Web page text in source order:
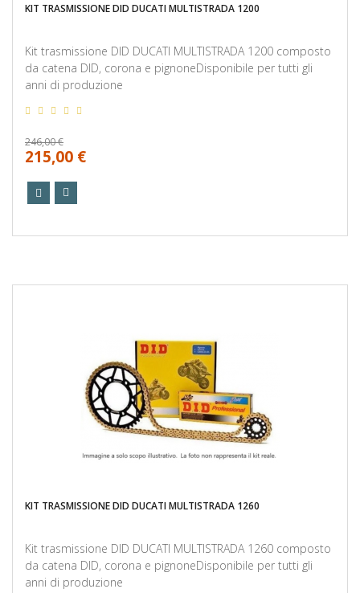
KIT TRASMISSIONE DID DUCATI MULTISTRADA 1200
Kit trasmissione DID DUCATI MULTISTRADA 1200 composto
da catena DID, corona e pignoneDisponibile per tutti gli
anni di produzione
246,00 €
215,00 €
KIT TRASMISSIONE DID DUCATI MULTISTRADA 1260
Kit trasmissione DID DUCATI MULTISTRADA 1260 composto
da catena DID, corona e pignoneDisponibile per tutti gli
anni di produzione